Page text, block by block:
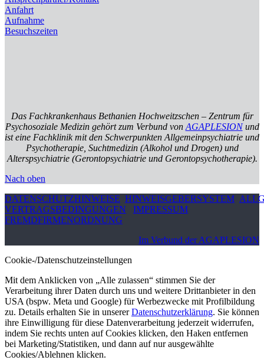
Anfahrt
Aufnahme
Besuchszeiten
Das Fachkrankenhaus Bethanien Hochweitzschen – Zentrum für
Psychosoziale Medizin gehört zum Verbund von AGAPLESIONund
ist eine Fachklinik mit den Schwerpunkten Allgemeinpsychiatrie und
Psychotherapie, Suchtmedizin (Alkohol und Drogen) und
Alterspsychiatrie (Gerontopsychiatrie und Gerontopsychotherapie).
Nach oben
DATENSCHUTZHINWEISE HINWEISGEBERSYSTEM
VERTRAGSBEDINGUNGEN
IMPRESSUM
FREMDFIRMENORDNUNG
Im Verbund der AGAPLESION
Cookie-/Datenschutzeinstellungen
Mit dem Anklicken von „Alle zulassen“ stimmen Sie der
Verarbeitung ihrer Daten durch uns und weitere Drittanbieter in den
USA (bspw. Meta und Google) für Werbezwecke mit Profilbildung
zu. Details erhalten Sie in unsererDatenschutzerklärung. Sie können
ihre Einwilligung für diese Datenverarbeitung jederzeit widerrufen,
indem Sie rechts unten auf Cookies klicken, den Haken entfernen
bei Marketing/Statistiken, und dann auf nur ausgewählte
Cookies/Ablehnen klicken.